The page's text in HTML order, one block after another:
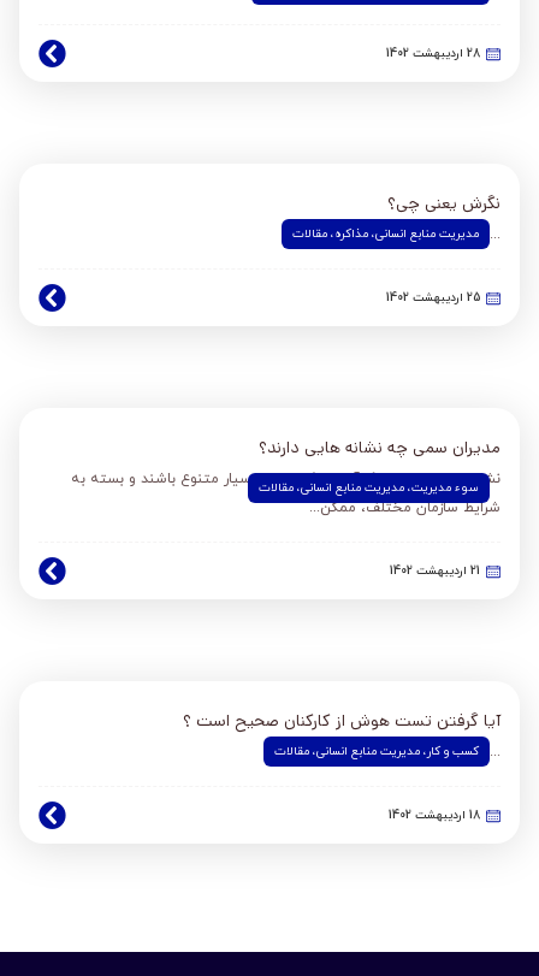
28 اردیبهشت 1402
مدیریت منابع انسانی، مذاکره، مقالات
نگرش یعنی چی؟
...
25 اردیبهشت 1402
سوء مدیریت، مدیریت منابع انسانی، مقالات
مدیران سمی چه نشانه هایی دارند؟
نشانه‌های مدیریت ناکارآمد ممکن است بسیار متنوع باشند و بسته به
شرایط سازمان مختلف، ممکن...
21 اردیبهشت 1402
کسب و کار ، مدیریت منابع انسانی، مقالات
آیا گرفتن تست هوش از کارکنان صحیح است ؟
...
18 اردیبهشت 1402